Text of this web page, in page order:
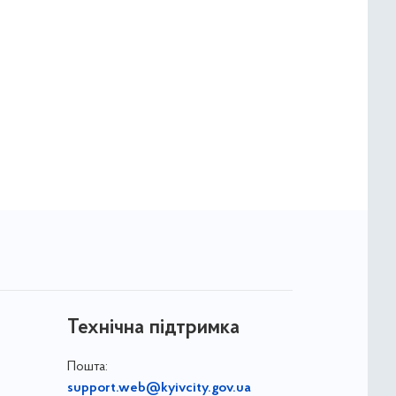
Технічна підтримка
Пошта:
support.web@kyivcity.gov.ua